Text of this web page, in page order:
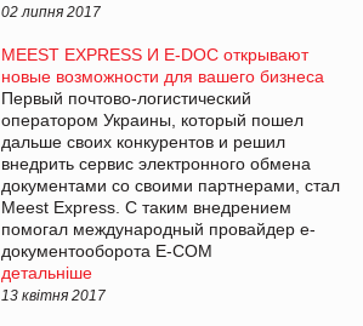
02 липня 2017
MEEST EXPRESS И E-DOC открывают
новые возможности для вашего бизнеса
Первый почтово-логистический
оператором Украины, который пошел
дальше своих конкурентов и решил
внедрить сервис электронного обмена
документами со своими партнерами, стал
Meest Express. С таким внедрением
помогал международный провайдер е-
документооборота E-COM
детальніше
13 квітня 2017